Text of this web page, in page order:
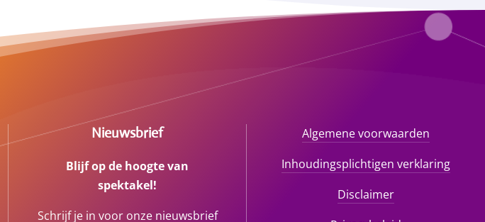
Nieuwsbrief
Blijf op de hoogte van
spektakel!
Schrijf je in voor onze nieuwsbrief
Algemene voorwaarden
Inhoudingsplichtigen verklaring
Disclaimer